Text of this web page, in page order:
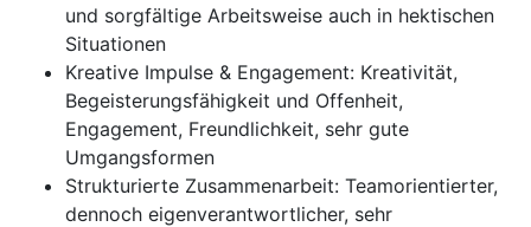
und sorgfältige Arbeitsweise auch in hektischen
Situationen
Kreative Impulse & Engagement: Kreativität,
Begeisterungsfähigkeit und Offenheit,
Engagement, Freundlichkeit, sehr gute
Umgangsformen
Strukturierte Zusammenarbeit: Teamorientierter,
dennoch eigenverantwortlicher, sehr